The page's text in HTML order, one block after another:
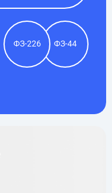
ФЗ-226 ФЗ-44